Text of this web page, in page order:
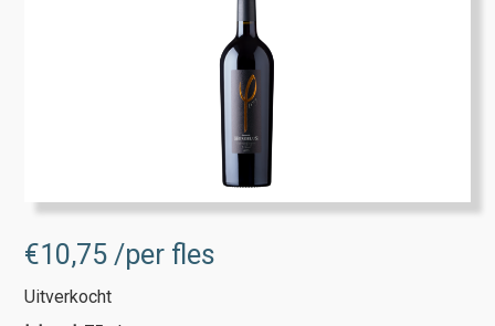
€10,75 /per fles
Uitverkocht